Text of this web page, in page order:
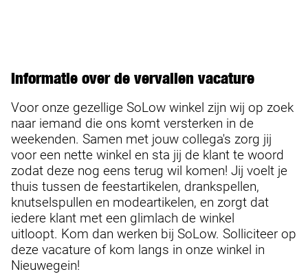
Informatie over de vervallen vacature
Voor onze gezellige SoLow winkel zijn wij op zoek
naar iemand die ons komt versterken in de
weekenden. Samen met jouw collega's zorg jij
voor een nette winkel en sta jij de klant te woord
zodat deze nog eens terug wil komen! Jij voelt je
thuis tussen de feestartikelen, drankspellen,
knutselspullen en modeartikelen, en zorgt dat
iedere klant met een glimlach de winkel
uitloopt. Kom dan werken bij SoLow. Solliciteer op
deze vacature of kom langs in onze winkel in
Nieuwegein!